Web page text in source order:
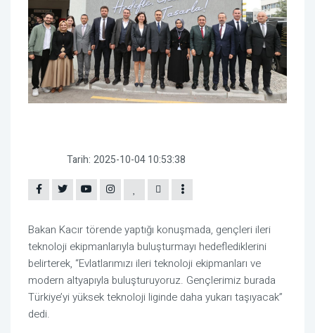
Tarih: 2025-10-04 10:53:38
Bakan Kacır törende yaptığı konuşmada, gençleri ileri
teknoloji ekipmanlarıyla buluşturmayı hedeflediklerini
belirterek, “Evlatlarımızı ileri teknoloji ekipmanları ve
modern altyapıyla buluşturuyoruz. Gençlerimiz burada
Türkiye’yi yüksek teknoloji liginde daha yukarı taşıyacak”
dedi.